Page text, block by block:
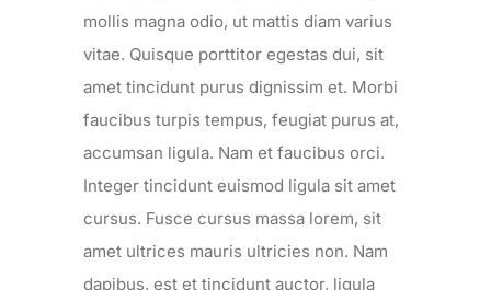
mollis magna odio, ut mattis diam varius
vitae. Quisque porttitor egestas dui, sit
amet tincidunt purus dignissim et. Morbi
faucibus turpis tempus, feugiat purus at,
accumsan ligula. Nam et faucibus orci.
Integer tincidunt euismod ligula sit amet
cursus. Fusce cursus massa lorem, sit
amet ultrices mauris ultricies non. Nam
dapibus, est et tincidunt auctor, ligula